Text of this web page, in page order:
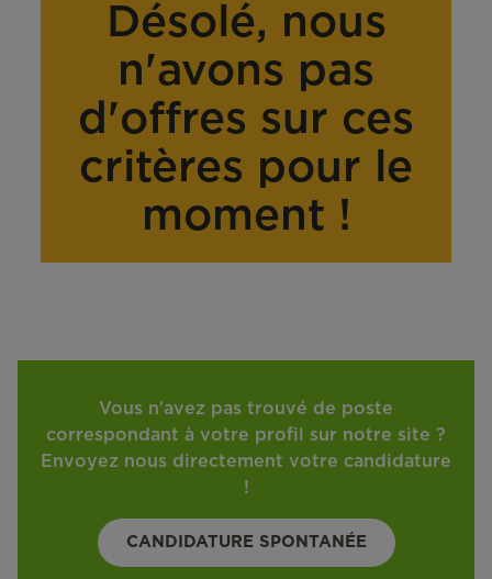
Désolé, nous
n'avons pas
d'offres sur ces
critères pour le
moment !
Vous n'avez pas trouvé de poste
correspondant à votre profil sur notre site ?
Envoyez nous directement votre candidature
!
CANDIDATURE SPONTANÉE